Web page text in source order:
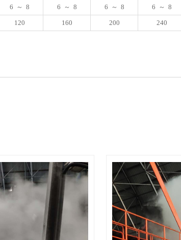
6 ～ 8 6 ～ 8 6 ～ 8 6 ～ 8
120 160 200 240